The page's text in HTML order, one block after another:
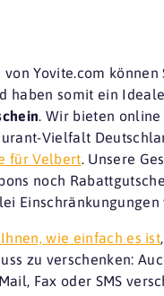
von Yovite.com können
haben somit ein
. Wir bieten
Vielfalt
für Velbert. Unsere
noch
Einschränkungungen
wie einfach es ist
zu verschenken:
Fax oder SMS